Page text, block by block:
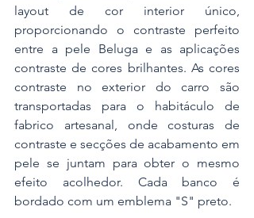
layout de cor interior único,
proporcionando o contraste perfeito
entre a pele Beluga e as aplicações
contraste de cores brilhantes. As cores
contraste no exterior do carro são
transportadas para o habitáculo de
fabrico artesanal, onde costuras de
contraste e secções de acabamento em
pele se juntam para obter o mesmo
efeito acolhedor. Cada banco é
bordado com um emblema "S" preto.